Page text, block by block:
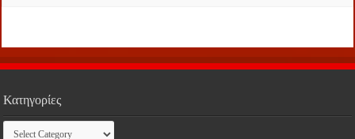
Κατηγορίες
Κατηγορίες